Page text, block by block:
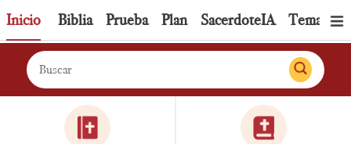
Inicio Biblia Prueba Plan SacerdoteIA Tema